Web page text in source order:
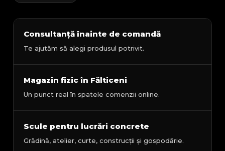
Consultanță înainte de comandă
Te ajutăm să alegi produsul potrivit.
Magazin fizic în Fălticeni
Un punct real în spatele comenzii online.
Scule pentru lucrări concrete
Grădină, atelier, curte, construcții și gospodărie.